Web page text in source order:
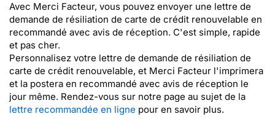
Avec Merci Facteur, vous pouvez envoyer une lettre de
demande de résiliation de carte de crédit renouvelable en
recommandé avec avis de réception. C'est simple, rapide
et pas cher.
Personnalisez votre lettre de demande de résiliation de
carte de crédit renouvelable, et Merci Facteur l'imprimera
et la postera en recommandé avec avis de réception le
jour même. Rendez-vous sur notre page au sujet de la
lettre recommandée en ligne pour en savoir plus.